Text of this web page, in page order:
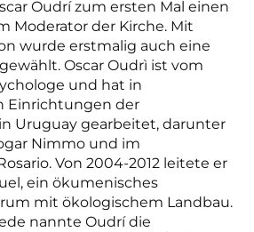
Oudrí zum ersten Mal einen
Moderator der Kirche. Mit
wurde erstmalig auch eine
Oscar Oudrì ist vom
und hat in
Einrichtungen der
Uruguay gearbeitet, darunter
Nimmo und im
Von 2004-2012 leitete er
ein ökumenisches
mit ökologischem Landbau.
nannte Oudrí die